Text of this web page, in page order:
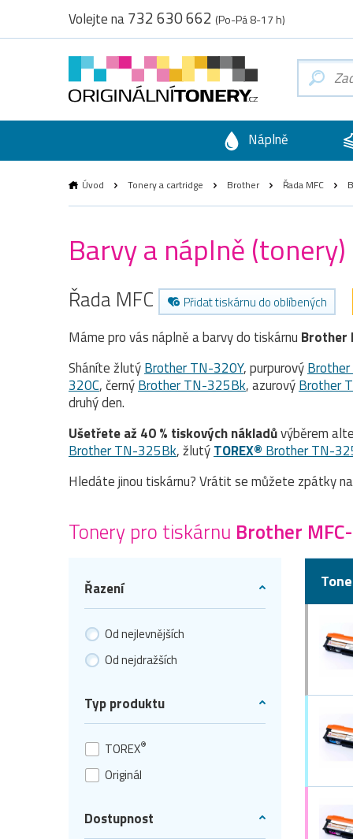
Volejte na732 630 662 (Po-Pá 8-17 h)
Náplně
Úvod Tonery a cartridge Brother Řada MFC
Barvy a náplně
Řada MFC Přidat tiskárnu do oblíbených
Máme pro vás náplně a barvy do tiskárnu Brother
Sháníte žlutýBrother TN-320Y, purpurový
320C, černýBrother TN-325Bk, azurovýBrother
druhý den.
Ušetřete až 40 % tiskových nákladůvýběrem
Brother TN-325Bk, žlutýTOREX® Brother TN-
Hledáte jinou tiskárnu? Vrátit se můžete zpátky
Tonery pro tiskárnu Brother
Řazení
Od nejlevnějších
Od nejdražších
Typ produktu
TOREX®
Originál
Dostupnost